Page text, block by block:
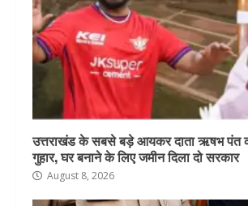
उत्तराखंड के सबसे बड़े आयकर दाता ऋषभ पंत
गुहार, घर बनाने के लिए जमीन दिला दो सरकार
August 8, 2026